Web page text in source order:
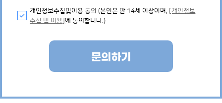
개인정보수집및이용 동의 (본인은 만 14세 이상이며,
[개인정보
수집 및 이용]에 동의합니다.)
문의하기